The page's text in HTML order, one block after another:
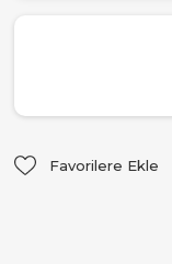
Favorilere Ekle